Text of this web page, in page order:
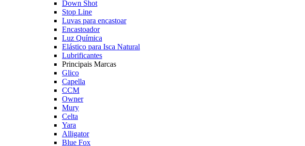
Down Shot
Stop Line
Luvas para encastoar
Encastoador
Luz Química
Elástico para Isca Natural
Lubrificantes
Principais Marcas
Glico
Capella
CCM
Owner
Mury
Celta
Yara
Alligator
Blue Fox